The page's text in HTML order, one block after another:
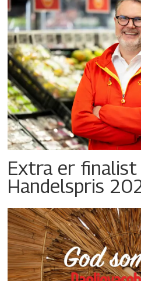
Extra er
Handelspris